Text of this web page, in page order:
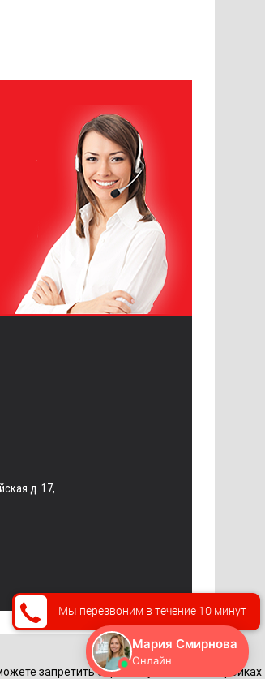
д. 17,
запретить обработку cookie в настройках
Мы перезвоним в течение 10 минут